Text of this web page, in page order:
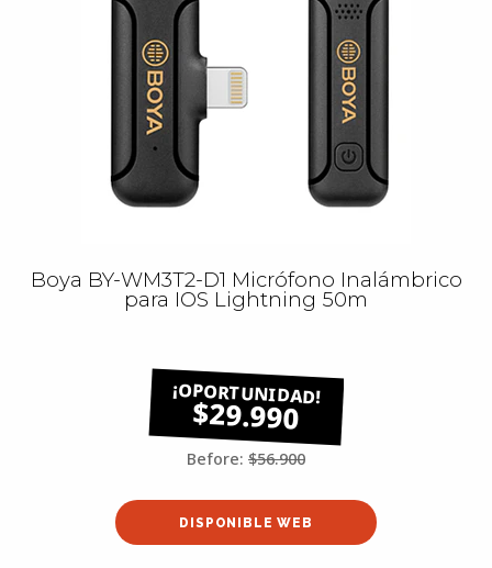
Boya BY-WM3T2-D1 Micrófono Inalámbrico
para IOS Lightning 50m
$29.990
Before: $56.900
DISPONIBLE WEB